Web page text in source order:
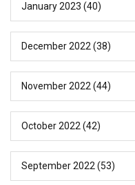
January 2023 (40)
December 2022 (38)
November 2022 (44)
October 2022 (42)
September 2022 (53)